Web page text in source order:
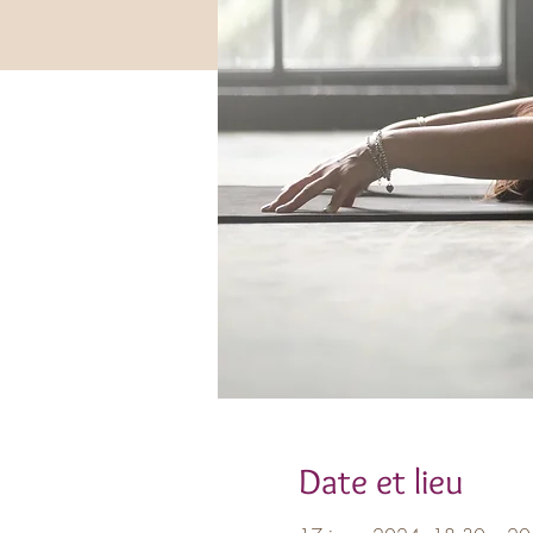
Date et lieu